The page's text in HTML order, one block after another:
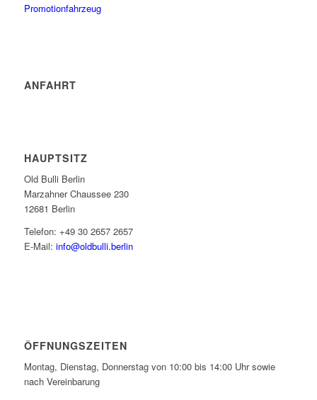
Promotionfahrzeug
ANFAHRT
HAUPTSITZ
Old Bulli Berlin
Marzahner Chaussee 230
12681 Berlin
Telefon: +49 30 2657 2657
E-Mail: info@oldbulli.berlin
ÖFFNUNGSZEITEN
Montag, Dienstag, Donnerstag von 10:00 bis 14:00 Uhr sowie
nach Vereinbarung